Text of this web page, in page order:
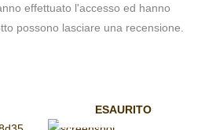
effettuato l'accesso ed hanno
possono lasciare una recensione.
ESAURITO